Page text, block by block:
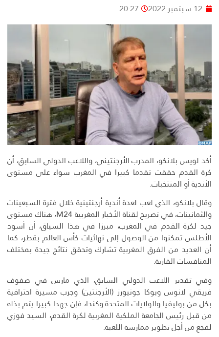
12 سبتمبر 2022 20:27
أكد لويس بلانكو، المدرب الأرجنتيني، واللاعب الدولي السابق، أن
كرة القدم حققت تقدما كبيرا في المغرب سواء على مستوى
الأندية أو المنتخبات.
وقال بلانكو، الذي لعب لعدة أندية أرجنتينية خلال فترة السبعينات
والثمانينات، في تصريح لقناة الأخبار المغربية M24، هناك مستوى
جيد لكرة القدم في المغرب، مبرزا في هذا السياق، أن أسود
الأطلس تمكنوا من الوصول إلى نهائيات كأس العالم بقطر، كما
أن العديد من الفرق المغربية تشارك وتحقق نتائج جيدة بمختلف
المنافسات القارية.
وفي تقدير اللاعب الدولي السابق، الذي مارس في صفوف
فريقي لانوس وبوكا جونيورز (الأرجنتين) وجرب مسيرة احترافية
بكل من بوليفيا والولايات المتحدة وكندا، فإن جهدا كبيرا يتم بذله
من قبل رئيس الجامعة الملكية المغربية لكرة القدم، السيد فوزي
لقجع من أجل تطوير ممارسة اللعبة.